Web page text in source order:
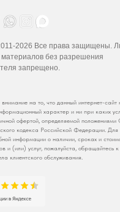
2026 Все права защищены.
без разрешения
запрещено.
на то, что данный интернет-сайт
характер и ни при каких
офертой, определяемой положениями
кодекса Российской Федерации. Для
информации о наличии, сроках и
и (или) услуг, пожалуйста, обращайтесь к
клиентского обслуживания.